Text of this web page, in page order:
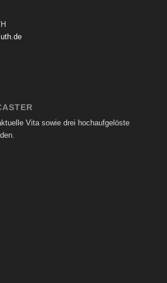
Vita sowie drei hochaufgelöste